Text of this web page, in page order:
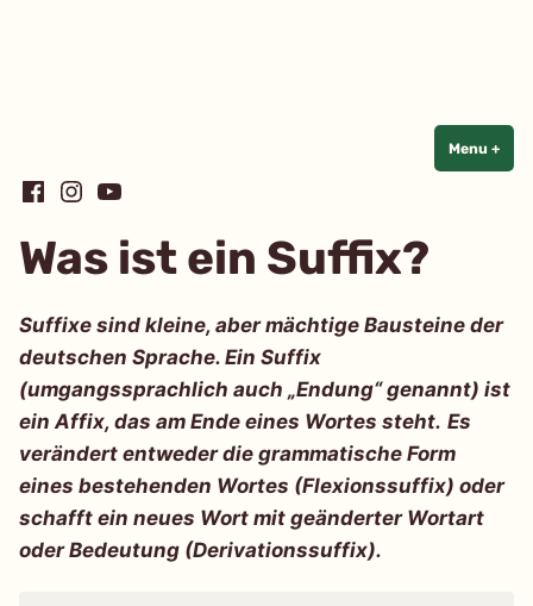
content
Menu +
Facebook
Instagram
YouTube
Was ist ein Suffix?
Suffixe sind kleine, aber mächtige Bausteine der
deutschen Sprache. Ein Suffix
(umgangssprachlich auch „Endung“ genannt) ist
ein Affix, das am Ende eines Wortes steht. Es
verändert entweder die grammatische Form
eines bestehenden Wortes (Flexionssuffix) oder
schafft ein neues Wort mit geänderter Wortart
oder Bedeutung (Derivationssuffix).